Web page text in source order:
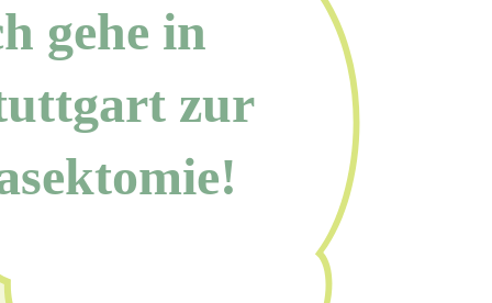
gehe in
zur